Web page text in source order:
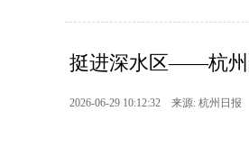
挺进深水区——杭州
2026-06-29 10:12:32 来源: 杭州日报